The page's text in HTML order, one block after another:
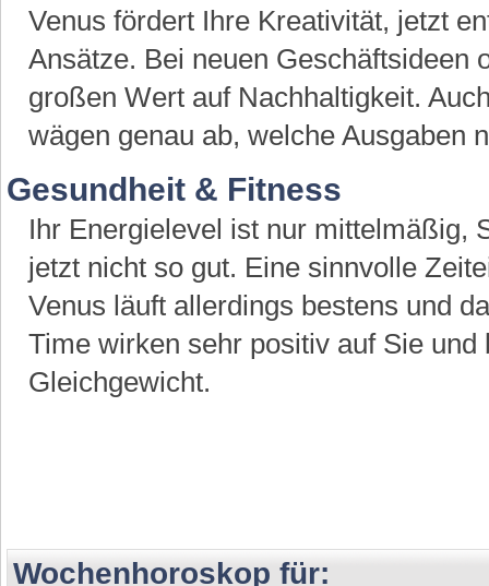
Venus fördert Ihre Kreativität, jetzt
Ansätze. Bei neuen Geschäftsideen
großen Wert auf Nachhaltigkeit.
wägen genau ab, welche Ausgaben
Gesundheit & Fitness
Ihr Energielevel ist nur mittelmäßig,
jetzt nicht so gut. Eine sinnvolle
Venus läuft allerdings bestens und
Time wirken sehr positiv auf Sie
Gleichgewicht.
Wochenhoroskop für: